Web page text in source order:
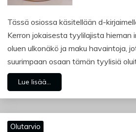
Tässä osiossa käsitellään d-
Kerron jokaisesta tyylilajista hieman
oluen ulkonäkö ja maku havaintoja,
suurimpaan osaan tämän tyylisiä
Lue lisää...
Olutarvio